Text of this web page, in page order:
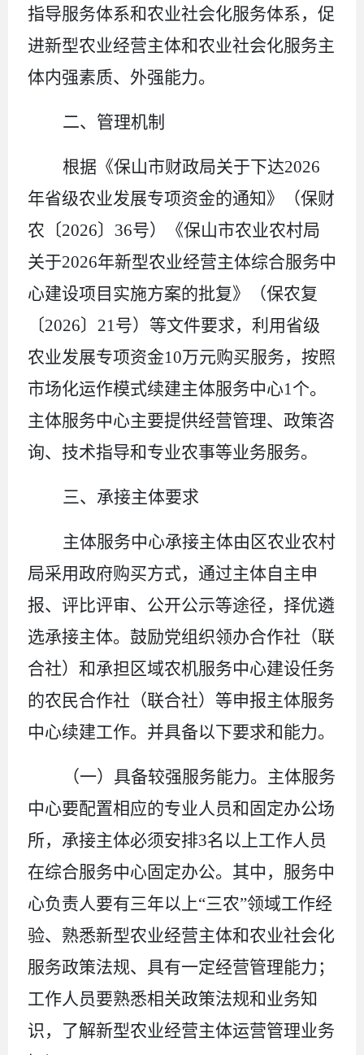
指导服务体系和农业社会化服务体系，促
进新型农业经营主体和农业社会化服务主
体内强素质、外强能力。
二、 管理机制
根据 《保山市财政局关于下达2026
年省级农业发展专项资金的通知》（保财
农〔2026〕 36号）
《保山市农业农村局
关于2026年新型农业经营主体综合服务中
心建设项目实施方案的批复》（保农复
〔2026〕 21 号） 等文件要求，利用省级
农业发展专项资金10万元购买服务，按照
市场化运作模式续建主体服务中心1 个。
主体服务中心主要提供经营管理、政策咨
询、技术指导和专业农事等业务服务。
三、 承接主体要求
主体服务中心承接主体由区农业农村
局采用政府购买方式，通过主体自主申
报、评比评审、公开公示等途径，择优遴
选承接主体。鼓励党组织领办合作社（联
合社）和承担区域农机服务中心建设任务
的农民合作社（联合社）等申报主体服务
中心续建工作。并具备以下要求和能力。
（一）具备较强服务能力。 主体服务
中心要配置相应的专业人员和固定办公场
所， 承接主体必须安排3名以上工作人员
在综合服务中心固定办公。其中， 服务中
心负责人要有三年以上“三农”领域工作经
验、熟悉新型农业经营主体和农业社会化
服务政策法规、具有一定经营管理能力；
工作人员要熟悉相关政策法规和业务知
识，了解新型农业经营主体运营管理业务